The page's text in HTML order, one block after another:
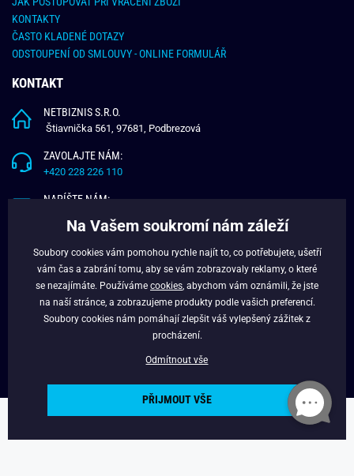
KONTAKTY
ČASTO KLADENÉ DOTAZY
ODSTOUPENÍ OD SMLOUVY - ONLINE FORMULÁŘ
KONTAKT
NETBIZNIS S.R.O.
Štiavnička 561, 97681, Podbrezová
ZAVOLAJTE NÁM:
+420 228 226 110
NAPÍŠTE NÁM:
O NÁS
VĚRNOSTNÍ PROGRAM
Copyright © 2024 - Budchlap.cz Všechna práva vyhrazena. webdesign ©
Na Vašem soukromí nám záleží
Soubory cookies vám pomohou rychle najít to, co potřebujete, ušetří
vám čas a zabrání tomu, aby se vám zobrazovaly reklamy, o které
se nezajímáte. Používáme cookies , abychom vám oznámili, že jste
na naší stránce, a zobrazujeme produkty podle vašich preferencí.
Soubory cookies nám pomáhají zlepšit váš vylepšený zážitek z
procházení.
Odmítnout vše
PŘIJMOUT VŠE